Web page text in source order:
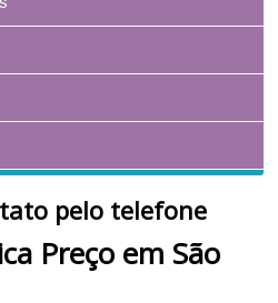
pelo telefone
Preço em São